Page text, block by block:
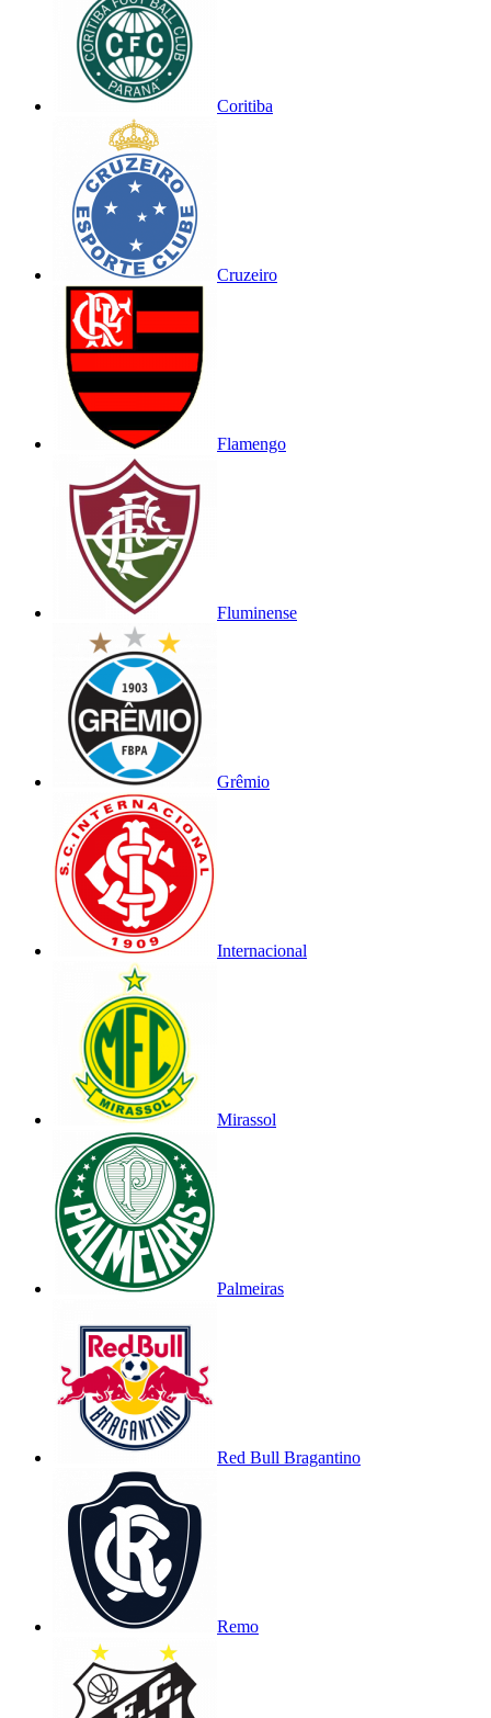
Coritiba
Cruzeiro
Flamengo
Fluminense
Grêmio
Internacional
Mirassol
Palmeiras
Red Bull Bragantino
Remo